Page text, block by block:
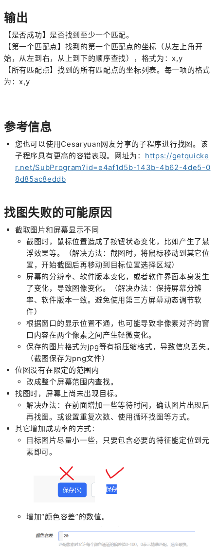
输出
【是否成功】是否找到至少一个匹配。
【第一个匹配点】找到的第一个匹配点的坐标（从左上角开
始，从左到右，从上到下的顺序查找），格式为：x,y
【所有匹配点】找到的所有匹配点的坐标列表。每一项的格式
为：x,y
参考信息
您也可以使用Cesaryuan网友分享的子程序进行找图。该
子程序具有更高的容错表现。网址为： https://getquicke
r.net/SubProgram?id=e4af1d5b-143b-4b62-4de5-0
8d85ac8eddb
找图失败的可能原因
截取图片和屏幕显示不同
截图时，鼠标位置造成了按钮状态变化，比如产生了悬
浮效果等。（解决方法：截图时，将鼠标移动到其它位
置，开始截图后再移动到目标位置选择区域）
屏幕的分辨率、软件版本变化，或者软件界面本身发生
了变化，导致图像变化。（解决办法：保持屏幕分辨
率、软件版本一致。避免使用第三方屏幕动态调节软
件）
根据窗口的显示位置不通，也可能导致非像素对齐的窗
口内容在两个像素之间产生轻微变化。
保存的图片格式为jpg等有损压缩格式，导致信息丢失。
（截图保存为png文件）
位图没有在限定的范围内
改成整个屏幕范围内查找。
找图时，屏幕上尚未出现目标。
解决办法：在前面增加一些等待时间，确认图片出现后
再找图。或设置重复次数、使用循环找图等方式。
其它增加成功率的方式：
目标图片尽量小一些，只要包含必要的特征能定位到元
素即可。
增加“颜色容差”的数值。